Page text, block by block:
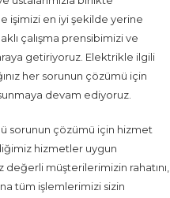
işimizi en iyi şekilde yerine
çalışma prensibimizi ve
getiriyoruz. Elektrikle ilgili
her sorunun çözümü için
devam ediyoruz.
sorunun çözümü için hizmet
hizmetler uygun
müşterilerimizin rahatını,
tüm işlemlerimizi sizin